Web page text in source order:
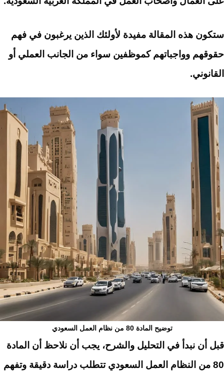
ستكون هذه المقالة مفيدة لأولئك الذين يرغبون في فهم
حقوقهم وواجباتهم كموظفين سواء من الجانب العملي أو
القانوني.
توضيح المادة 80 من نظام العمل السعودي
قبل أن نبدأ في التحليل والشرح، يجب أن نلاحظ أن المادة
80 من النظام العمل السعودي تتطلب دراسة دقيقة وتفهم